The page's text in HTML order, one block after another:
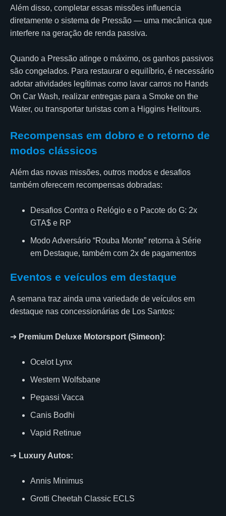
Além disso, completar essas missões influencia
diretamente o sistema de Pressão — uma mecânica que
interfere na geração de renda passiva.
Quando a Pressão atinge o máximo, os ganhos passivos
são congelados. Para restaurar o equilíbrio, é necessário
adotar atividades legítimas como lavar carros no Hands
On Car Wash, realizar entregas para a Smoke on the
Water, ou transportar turistas com a Higgins Helitours.
Recompensas em dobro e o retorno de
modos clássicos
Além das novas missões, outros modos e desafios
também oferecem recompensas dobradas:
Desafios Contra o Relógio e o Pacote do G: 2x
GTA$ e RP
Modo Adversário “Rouba Monte” retorna à Série
em Destaque, também com 2x de pagamentos
Eventos e veículos em destaque
A semana traz ainda uma variedade de veículos em
destaque nas concessionárias de Los Santos:
➔ Premium Deluxe Motorsport (Simeon):
Ocelot Lynx
Western Wolfsbane
Pegassi Vacca
Canis Bodhi
Vapid Retinue
➔ Luxury Autos:
Annis Minimus
Grotti Cheetah Classic ECLS